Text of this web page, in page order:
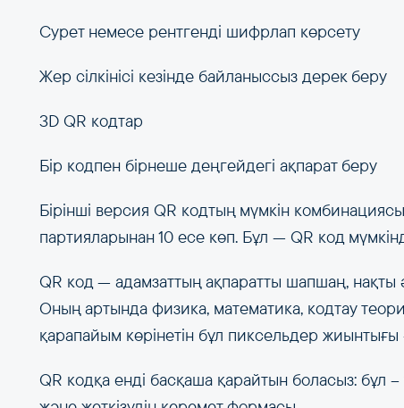
Сурет немесе рентгенді шифрлап көрсету
Жер сілкінісі кезінде байланыссыз дерек беру
3D QR кодтар
Бір кодпен бірнеше деңгейдегі ақпарат беру
Бірінші версия QR кодтың мүмкін
партияларынан 10 есе көп. Бұл — QR код
QR код — адамзаттың ақпаратты шапшаң, нақты
Оның артында физика, математика, кодтау
қарапайым көрінетін бұл пиксельдер жиынтығы
QR кодқа енді басқаша қарайтын боласыз: бұл –